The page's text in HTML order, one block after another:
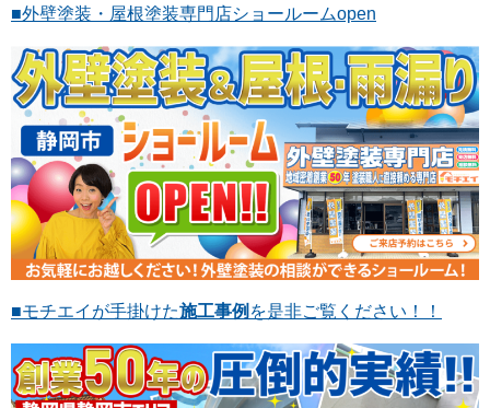
■外壁塗装・屋根塗装専門店ショールームopen
■モチエイが手掛けた施工事例 を是非ご覧ください！！